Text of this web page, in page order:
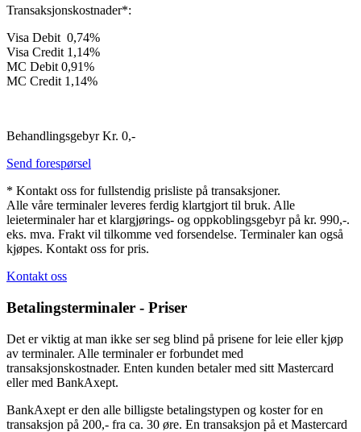
Transaksjonskostnader*:
Visa Debit 0,74%
Visa Credit 1,14%
MC Debit 0,91%
MC Credit 1,14%
Behandlingsgebyr Kr. 0,-
Send forespørsel
* Kontakt oss for fullstendig prisliste på transaksjoner.
Alle våre terminaler leveres ferdig klartgjort til bruk. Alle
leieterminaler har et klargjørings- og oppkoblingsgebyr på kr. 990,-.
eks. mva. Frakt vil tilkomme ved forsendelse. Terminaler kan også
kjøpes. Kontakt oss for pris.
Kontakt oss
Betalingsterminaler - Priser
Det er viktig at man ikke ser seg blind på prisene for leie eller kjøp
av terminaler. Alle terminaler er forbundet med
transaksjonskostnader. Enten kunden betaler med sitt Mastercard
eller med BankAxept.
BankAxept er den alle billigste betalingstypen og koster for en
transaksjon på 200,- fra ca. 30 øre. En transaksjon på et Mastercard